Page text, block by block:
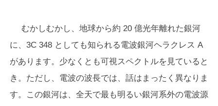
むかしむかし、地球から約 20 億光年離れた銀河
に、3C 348 としても知られる電波銀河ヘラクレス A
があります。少なくとも可視スペクトルを見ていると
き。ただし、電波の波長では、話はまったく異なりま
す。この銀河は、全天で最も明るい銀河系外の電波源